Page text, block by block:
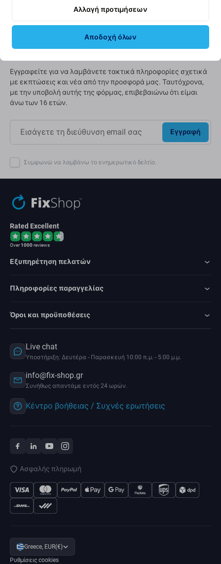
Μάθετε περισσότερα
Ενημερωτικό δελτίο Fix
Εγγραφείτε για να λαμβάνετε τακτικά πληροφορίες σχετικά
με εκπτώσεις και νέα από την προσφορά μας. Ταυτόχρονα,
με την υποβολή αυτής της φόρμας, επιβεβαιώνω ότι είμαι
άνω των 16 ετών.
Εγγραφή
Συμφωνώ να λαμβάνω το ενημερωτικό δελτίο.
Rated Excellent
Over1000reviews
Εξυπηρέτηση πελατών
Πληροφορίες παραγγελίας
Όροι και προϋποθέσεις
Live chat
Υποστήριξη: Δευτέρα - Παρασκευή 10:00 π.μ. - 5:00 μ.μ.
info@fix-shop.gr
Συνήθως απαντάμε εντός 24 ωρών.
Κέντρο βοήθειας / Συχνές ερωτήσεις
Ασφαλής πληρωμή
Greece, EUR(€)
Ρυθμίσεις cookies
Αλλαγή προτιμήσεων
Αποδοχή όλων